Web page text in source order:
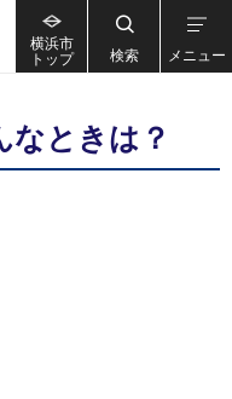
横浜市
トップ
検索 メニュー
ときは？